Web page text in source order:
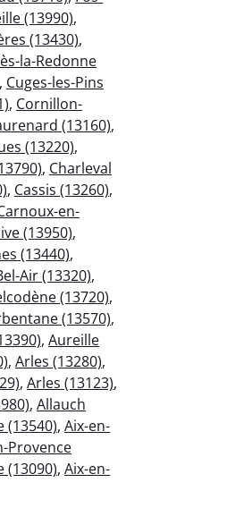
(13990),
(13430),
la-Redonne
, Cuges-les-Pins
, Cornillon-
(13160),
(13220),
, Charleval
, Cassis (13260),
en-
(13950),
(13440),
Air (13320),
(13720),
(13570),
, Aureille
, Arles (13280),
, Arles (13123),
, Allauch
(13540), Aix-en-
Provence
(13090), Aix-en-